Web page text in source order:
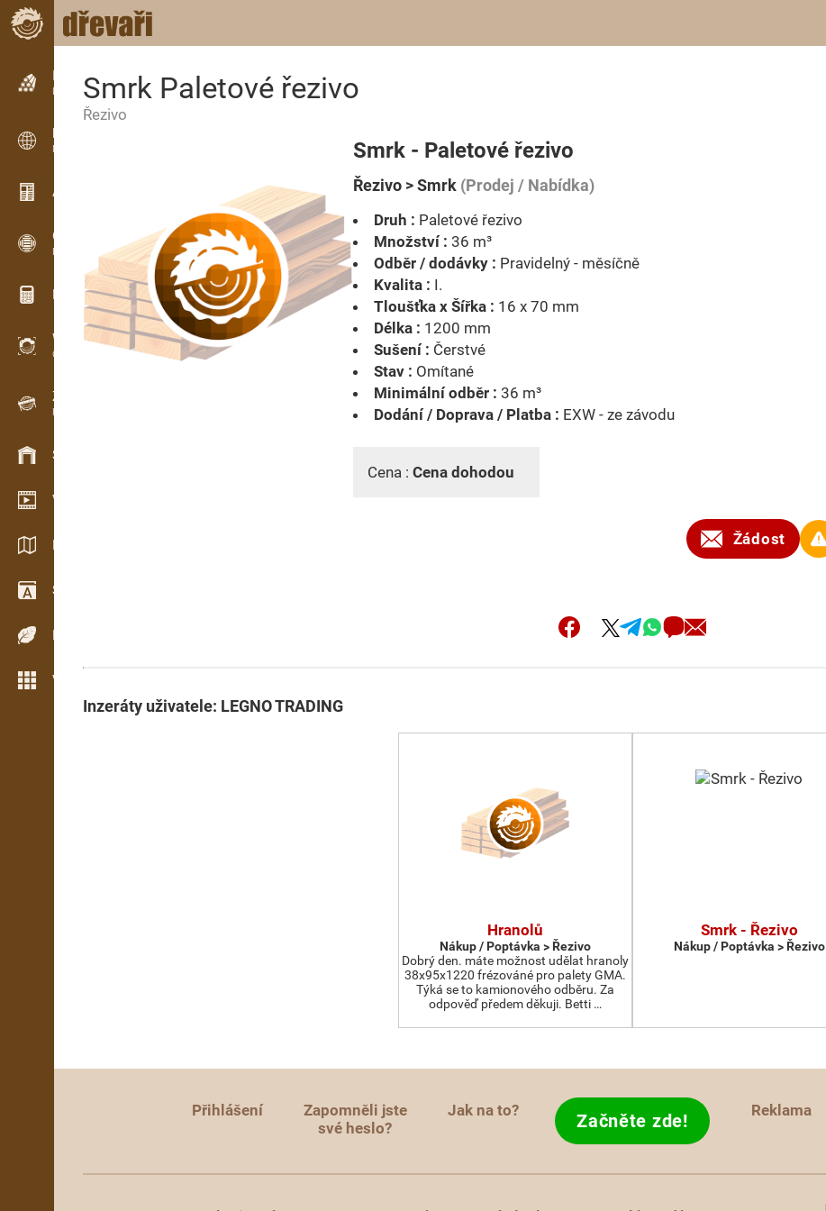
Inzerce
Řádková inzerce
Inzerce
Mezinárodní inzerce
Aktuality / Články
OPTI-TIMB
Pořezová schémata
Dřevařské kalkulačky
WoodProfi
Objem dřeva s AI
Záznamník
Evidence dřeva v terénu
Skladové hospodářství
Video showroom
Katalogy / Brožury
Slovník
Dřeviny
Více možností
Smrk Paletové řezivo
Řezivo
Smrk - Paletové řezivo
Řezivo > Smrk (Prodej / Nabídka)
Druh : Paletové řezivo
Množství : 36 m³
Odběr / dodávky : Pravidelný - měsíčně
Kvalita : I.
Tloušťka x Šířka : 16 x 70 mm
Délka : 1200 mm
Sušení : Čerstvé
Stav : Omítané
Minimální odběr : 36 m³
Dodání / Doprava / Platba : EXW - ze závodu
Cena : Cena dohodou
Žádost
Inzeráty uživatele: LEGNO TRADING
Hranolů
Nákup / Poptávka > Řezivo
Dobrý den. máte možnost udělat hranoly
38x95x1220 frézováné pro palety GMA.
Týká se to kamionového odběru. Za
odpověď předem děkuji. Betti …
Smrk - Řezivo
Nákup / Poptávka > Řezivo
Přihlášení
Zapomněli jste
své heslo?
Jak na to? Začněte zde! Reklama